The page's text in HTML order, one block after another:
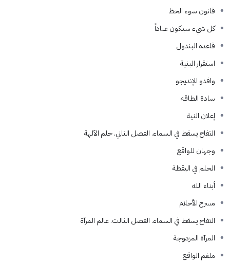
قانون سوء الحظ
كل شيء سيكون عناداً
قاعدة البندول
استقرار البنية
وافدو الإنديجو
سادة الطاقة
إعلان النية
التفاح يسقط في السماء. الفصل الثاني. حلم الآلهة
وجهان للواقع
الحلم في اليقظة
أبناء الله
مسرح الأحلام
التفاح يسقط في السماء. الفصل الثالث. عالم المرآة
المرآة المزدوجة
ملغم الواقع